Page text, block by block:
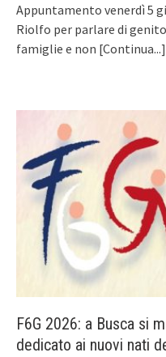
Appuntamento venerdì 5
Riolfo per parlare di
famiglie e non [Continua...]
F6G 2026: a Busca si
dedicato ai nuovi nati